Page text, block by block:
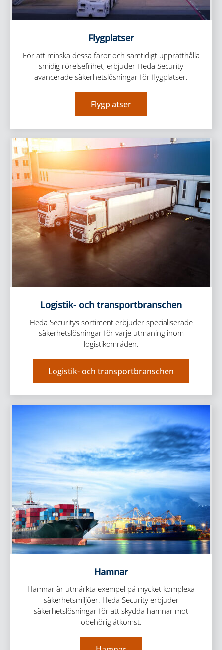
Flygplatser
För att minska dessa faror och samtidigt upprätthålla
smidig rörelsefrihet, erbjuder Heda Security
avancerade säkerhetslösningar för flygplatser.
Flygplatser
Logistik- och transportbranschen
Heda Securitys sortiment erbjuder specialiserade
säkerhetslösningar för varje utmaning inom
logistikområden.
Logistik- och transportbranschen
Hamnar
Hamnar är utmärkta exempel på mycket komplexa
säkerhetsmiljöer. Heda Security erbjuder
säkerhetslösningar för att skydda hamnar mot
obehörig åtkomst.